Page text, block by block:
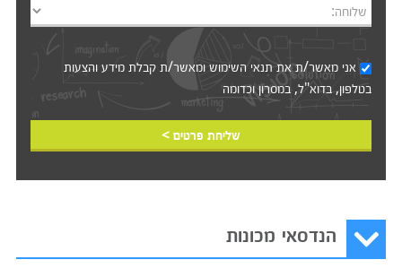
שלוחה:
אני מאשר/ת אתתנאי השימושומאשר/ת קבלת מידע והצעות
בטלפון, בדוא"ל, במסרון וכדומה‎‎
שליחת פרטים >
הנדסאי מכונות